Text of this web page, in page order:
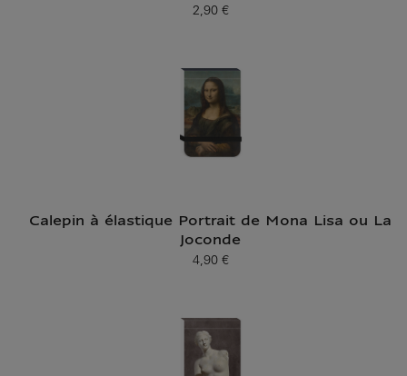
Prix ​​actuel
2,90 €
Calepin à élastique Portrait de Mona Lisa ou La
Joconde
Prix ​​actuel
4,90 €